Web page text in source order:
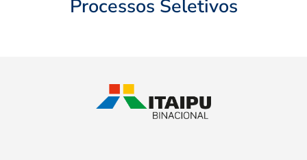
Processos Seletivos